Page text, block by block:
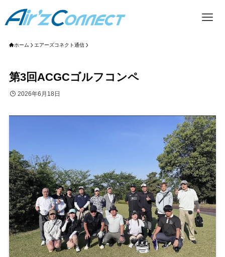
ホーム エアーズコネクト通信
第3回ACGCゴルフコンペ
2026年6月18日